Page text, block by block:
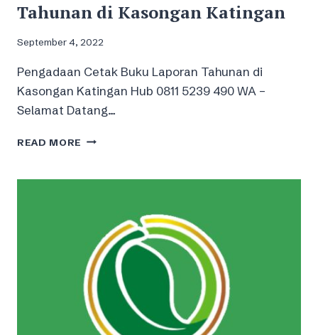
Tahunan di Kasongan Katingan
September 4, 2022
Pengadaan Cetak Buku Laporan Tahunan di
Kasongan Katingan Hub 0811 5239 490 WA –
Selamat Datang…
READ MORE PENGADAAN
LAPORAN
KASONGAN
KATINGAN